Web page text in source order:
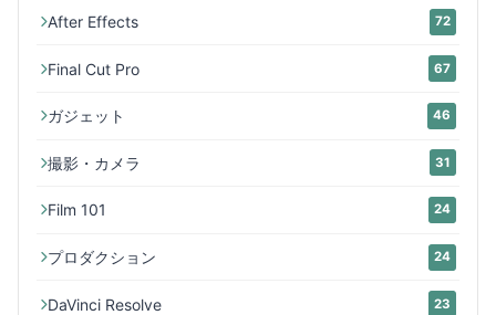
After Effects 72
Final Cut Pro 67
ガジェット 46
撮影・カメラ 31
Film 101 24
プロダクション 24
DaVinci Resolve 23